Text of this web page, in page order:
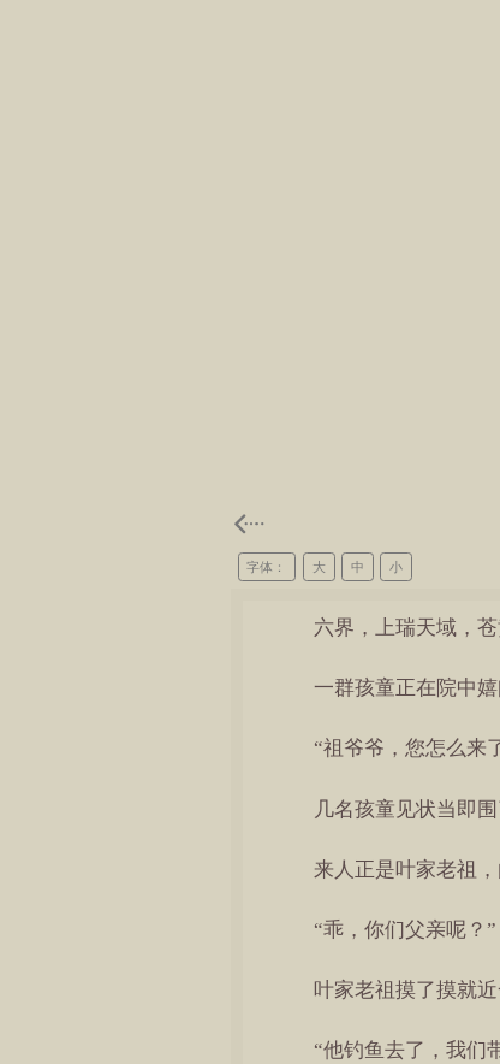
字体： 大 中 小
六界，上瑞天域，
一群孩童正在院中
“祖爷爷，您怎么来
几名孩童见状当即
来人正是叶家老祖
“乖，你们父亲呢？”
叶家老祖摸了摸就
“他钓鱼去了，我